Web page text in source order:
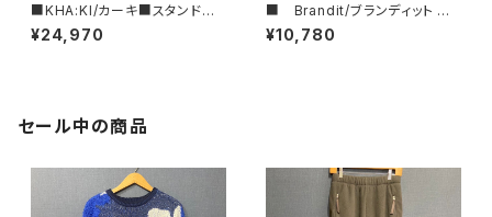
■KHA:KI/カーキ■スタンドカ
ラージャケット■MIL25HJK32
32■
¥24,970
■ Brandit/ブランディット ■
Summer Windbreaker/サマ
ーウィンドブレーカー ■
¥10,780
セール中の商品